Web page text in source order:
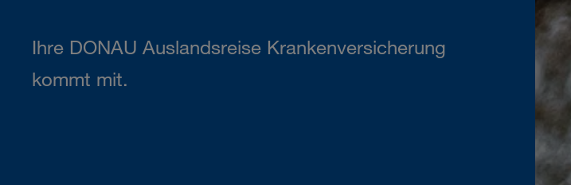
Ihre DONAU Auslandsreise Krankenversicherung
kommt mit.